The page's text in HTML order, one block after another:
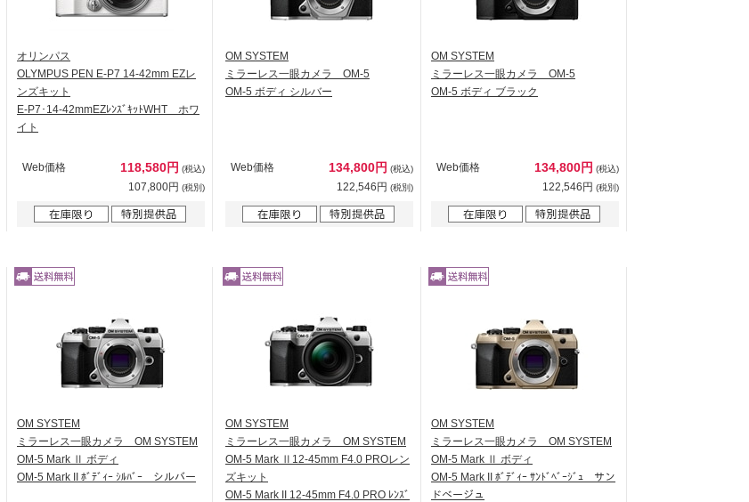
オリンパス
OLYMPUS PEN E-P7 14-42mm EZレ
ンズキット
E-P7･14-42mmEZﾚﾝｽﾞｷｯﾄWHT ホワ
イト
Web価格 118,580円 (税込)
107,800円 (税別)
OM SYSTEM
ミラーレス一眼カメラ OM-5
OM-5 ボディ シルバー
Web価格 134,800円 (税込)
122,546円 (税別)
OM SYSTEM
ミラーレス一眼カメラ OM-5
OM-5 ボディ ブラック
Web価格 134,800円 (税込)
122,546円 (税別)
OM SYSTEM
ミラーレス一眼カメラ OM SYSTEM
OM-5 Mark Ⅱ ボディ
OM-5 Mark II ﾎﾞﾃﾞｨｰ ｼﾙﾊﾞｰ シルバー
OM SYSTEM
ミラーレス一眼カメラ OM SYSTEM
OM-5 Mark Ⅱ12-45mm F4.0 PROレン
ズキット
OM-5 Mark II 12-45mm F4.0 PRO ﾚﾝｽﾞ
OM SYSTEM
ミラーレス一眼カメラ OM SYSTEM
OM-5 Mark Ⅱ ボディ
OM-5 Mark II ﾎﾞﾃﾞｨｰ ｻﾝﾄﾞﾍﾞｰｼﾞｭ サン
ドベージュ